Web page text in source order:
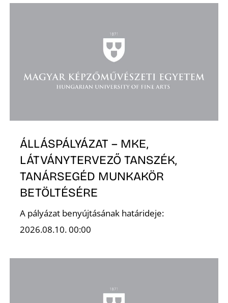
ÁLLÁSPÁLYÁZAT – MKE,
LÁTVÁNYTERVEZŐ TANSZÉK,
TANÁRSEGÉD MUNKAKÖR
BETÖLTÉSÉRE
A pályázat benyújtásának határideje:
2026.08.10. 00:00